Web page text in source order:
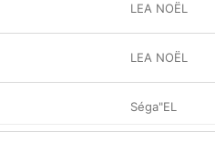
LEA NOËL
LEA NOËL
Séga"EL